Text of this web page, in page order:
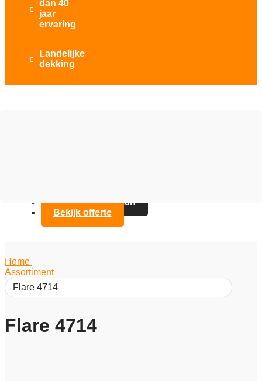

dan 40
jaar
ervaring

Landelijke
dekking
Contact opnemen
Bekijk offerte
Home
Assortiment
Flare 4714
Flare 4714